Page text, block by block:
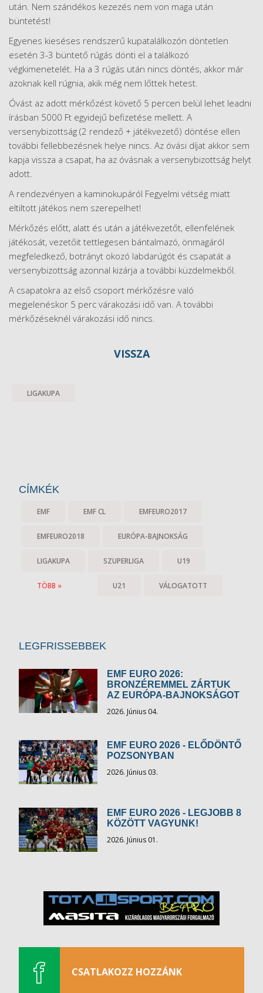
után. Nem szándékos kezezés nem von maga után
büntetést!
Egyenes kieséses rendszerű kupatalálkozón döntetlen
esetén 3-3 büntető rúgás dönti el a találkozó
végkimenetelét. Ha a 3 rúgás után nincs döntés, akkor már
azoknak kell rúgnia, akik még nem lőttek hetest.
Óvást az adott mérkőzést követő 5 percen belül lehet leadni
írásban 5000 Ft egyidejű befizetése mellett. A
versenybizottság (2 rendező + játékvezető) döntése ellen
további fellebbezésnek helye nincs. Az óvási díjat akkor sem
kapja vissza a csapat, ha az óvásnak a versenybizottság helyt
adott.
A rendezvényen a kaminokupáról Fegyelmi vétség miatt
eltiltott játékos nem szerepelhet!
Mérkőzés előtt, alatt és után a játékvezetőt, ellenfelének
játékosát, vezetőit tettlegesen bántalmazó, önmagáról
megfeledkező, botrányt okozó labdarúgót és csapatát a
versenybizottság azonnal kizárja a további küzdelmekből.
A csapatokra az első csoport mérkőzésre való
megjelenéskor 5 perc várakozási idő van. A további
mérkőzéseknél várakozási idő nincs.
VISSZA
LIGAKUPA
CÍMKÉK
EMF EMF CL EMFEURO2017
EMFEURO2018 EURÓPA-BAJNOKSÁG
LIGAKUPA SZUPERLIGA U19
U21 VÁLOGATOTT
TÖBB »
LEGFRISSEBBEK
EMF EURO 2026:
BRONZÉREMMEL ZÁRTUK
AZ EURÓPA-BAJNOKSÁGOT
2026. Június 04.
EMF EURO 2026 - ELŐDÖNTŐ
POZSONYBAN
2026. Június 03.
EMF EURO 2026 - LEGJOBB 8
KÖZÖTT VAGYUNK!
2026. Június 01.
CSATLAKOZZ HOZZÁNK